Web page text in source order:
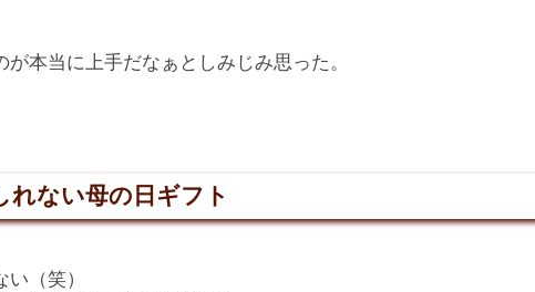
本当に上手だなぁとしみじみ思った。
れない母の日ギフト
（笑）